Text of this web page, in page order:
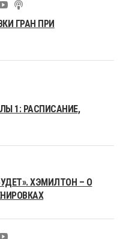
ГРАН ПРИ
1: РАСПИСАНИЕ,
ХЭМИЛТОН – О